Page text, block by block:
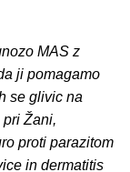
MAS z
ji pomagamo
se glivic na
Žani,
proti parazitom
in dermatitis